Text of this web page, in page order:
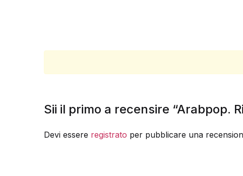
Sii il primo a recensire “Arabpop.
Devi essere registrato per pubblicare una